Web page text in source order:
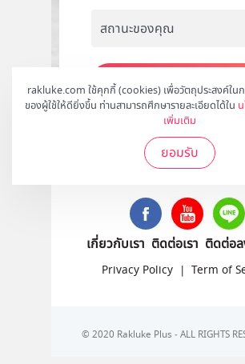
rakluke.com ใช้คุกกี้ (cookies) เพื่อวัตถุประสงค์ใ
ของผู้ใช้ให้ดียิ่งขึ้น ท่านสามารถศึกษารายละเอียดได้ใน
เพิ่มเติม
ยอมรับ
สมัคร
ติดตามเราได้ที่
เกี่ยวกับเรา ติดต่อเรา ติดต่อ
Privacy Policy | Term of
© 2020 Rakluke Plus - ALL RIGHTS